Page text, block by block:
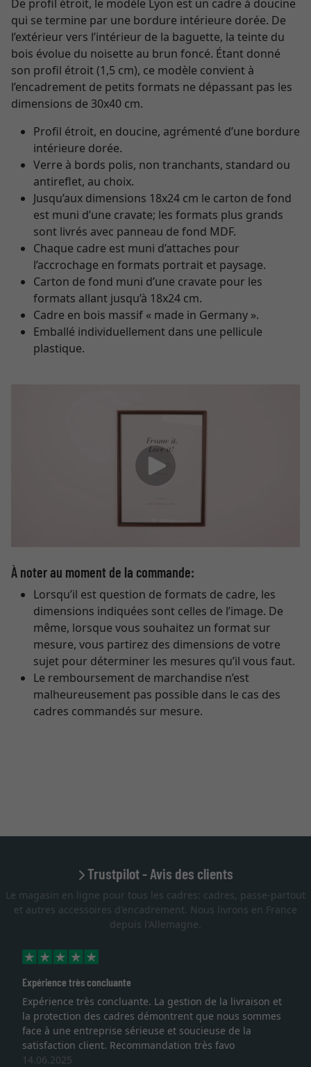
De profil étroit, le modèle Lyon est un cadre à doucine
qui se termine par une bordure intérieure dorée. De
l’extérieur vers l’intérieur de la baguette, la teinte du
bois évolue du noisette au brun foncé. Étant donné
son profil étroit (1,5 cm), ce modèle convient à
l’encadrement de petits formats ne dépassant pas les
dimensions de 30x40 cm.
Profil étroit, en doucine, agrémenté d’une bordure
intérieure dorée.
Verre à bords polis, non tranchants, standard ou
antireflet, au choix.
Jusqu’aux dimensions 18x24 cm le carton de fond
est muni d’une cravate; les formats plus grands
sont livrés avec panneau de fond MDF.
Chaque cadre est muni d’attaches pour
l’accrochage en formats portrait et paysage.
Carton de fond muni d’une cravate pour les
formats allant jusqu’à 18x24 cm.
Cadre en bois massif « made in Germany ».
Emballé individuellement dans une pellicule
plastique.
À noter au moment de la commande:
Lorsqu’il est question de formats de cadre, les
dimensions indiquées sont celles de l’image. De
même, lorsque vous souhaitez un format sur
mesure, vous partirez des dimensions de votre
sujet pour déterminer les mesures qu’il vous faut.
Le remboursement de marchandise n’est
malheureusement pas possible dans le cas des
cadres commandés sur mesure.
Trustpilot - Avis des clients
Le magasin en ligne pour tous les cadres: cadres, passe-partout
et autres accessoires d'encadrement. Nous livrons en France
depuis l'Allemagne.
Expérience très concluante
Expérience très concluante. La gestion de la livraison et
la protection des cadres démontrent que nous sommes
face à une entreprise sérieuse et soucieuse de la
satisfaction client. Recommandation très favo
14.06.2025